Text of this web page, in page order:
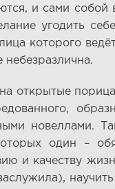
и сами
угодить
которого
открытые
новеллами.
один –
и качеству